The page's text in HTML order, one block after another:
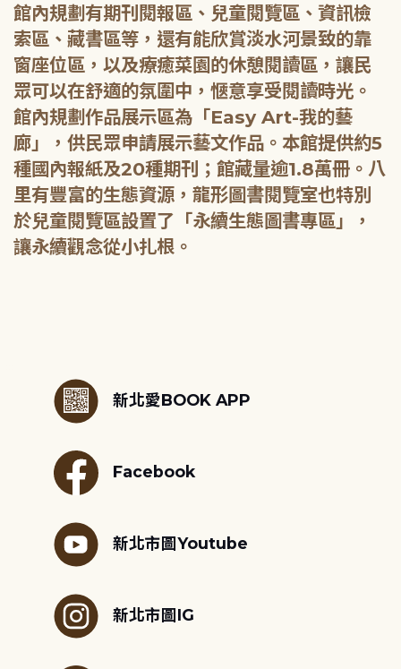
館內規劃有期刊閱報區、兒童閱覽區、資訊檢
索區、藏書區等，還有能欣賞淡水河景致的靠
窗座位區，以及療癒菜園的休憩閱讀區，讓民
眾可以在舒適的氛圍中，愜意享受閱讀時光。
館內規劃作品展示區為「Easy Art-我的藝
廊」，供民眾申請展示藝文作品。本館提供約5
種國內報紙及20種期刊；館藏量逾1.8萬冊。八
里有豐富的生態資源，龍形圖書閱覽室也特別
於兒童閱覽區設置了「永續生態圖書專區」，
新北愛BOOK APP
Facebook
新北市圖Youtube
新北市圖IG